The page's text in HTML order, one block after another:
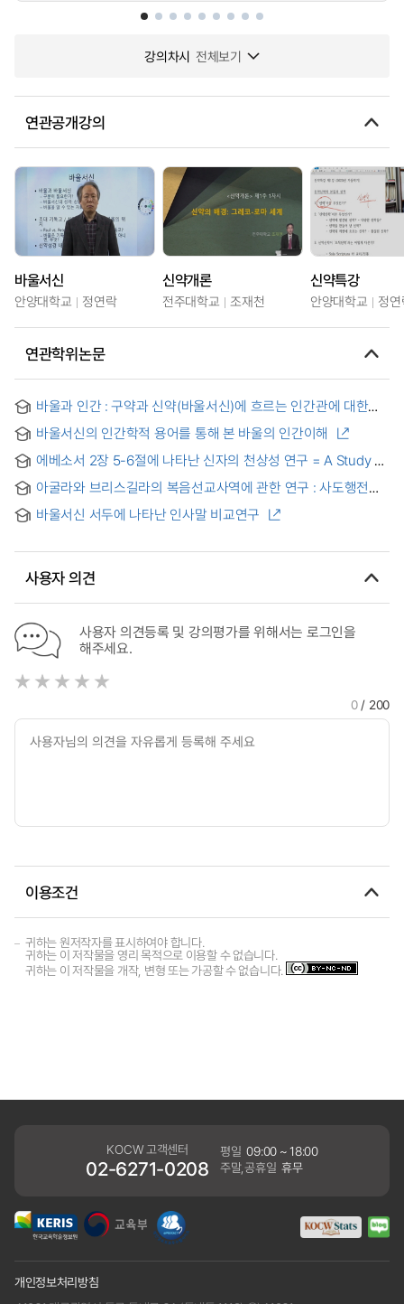
강의차시 전체보기
연관공개강의
바울서신
안양대학교 정연락
신약개론
전주대학교 조재천
신약특강
안양대학교 정
연관학위논문
바울과 인간 : 구약과 신약(바울서신)에 흐르는 인간관에 대한
바울서신의 인간학적 용어를 통해 본 바울의 인간이해
에베소서 2장 5-6절에 나타난 신자의 천상성 연구 = A Study of
아굴라와 브리스길라의 복음선교사역에 관한 연구 : 사도행전과
바울서신 서두에 나타난 인사말 비교연구
사용자 의견
사용자 의견등록 및 강의평가를 위해서는 로그인을
해주세요.
0/ 200
이용조건
귀하는 원저작자를 표시하여야 합니다.
귀하는 이 저작물을 영리 목적으로 이용할 수 없습니다.
귀하는 이 저작물을 개작, 변형 또는 가공할 수 없습니다.
KOCW 고객센터
02-6271-0208
평일 09:00 ~ 18:00
주말,공휴일 휴무
개인정보처리방침